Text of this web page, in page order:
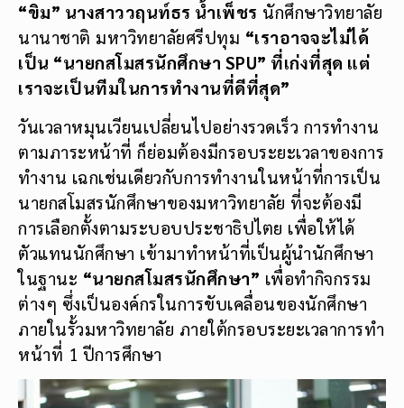
“ขิม” นางสาววฤนท์ธร น้ำเพ็ชร นักศึกษาวิทยาลัย
นานาชาติ มหาวิทยาลัยศรีปทุม “เราอาจจะไม่ได้
เป็น “นายกสโมสรนักศึกษา SPU” ที่เก่งที่สุด แต่
เราจะเป็นทีมในการทำงานที่ดีที่สุด”
วันเวลาหมุนเวียนเปลี่ยนไปอย่างรวดเร็ว การทำงาน
ตามภาระหน้าที่ ก็ย่อมต้องมีกรอบระยะเวลาของการ
ทำงาน เฉกเช่นเดียวกับการทำงานในหน้าที่การเป็น
นายกสโมสรนักศึกษาของมหาวิทยาลัย ที่จะต้องมี
การเลือกตั้งตามระบอบประชาธิปไตย เพื่อให้ได้
ตัวแทนนักศึกษา เข้ามาทำหน้าที่เป็นผู้นำนักศึกษา
ในฐานะ “นายกสโมสรนักศึกษา” เพื่อทำกิจกรรม
ต่างๆ ซึ่งเป็นองค์กรในการขับเคลื่อนของนักศึกษา
ภายในรั้วมหาวิทยาลัย ภายใต้กรอบระยะเวลาการทำ
หน้าที่ 1 ปีการศึกษา